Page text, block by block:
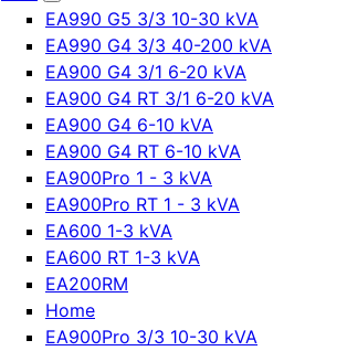
EA990 G5 3/3 10-30 kVA
EA990 G4 3/3 40-200 kVA
EA900 G4 3/1 6-20 kVA
EA900 G4 RT 3/1 6-20 kVA
EA900 G4 6-10 kVA
EA900 G4 RT 6-10 kVA
EA900Pro 1 - 3 kVA
EA900Pro RT 1 - 3 kVA
EA600 1-3 kVA
EA600 RT 1-3 kVA
EA200RM
Home
EA900Pro 3/3 10-30 kVA